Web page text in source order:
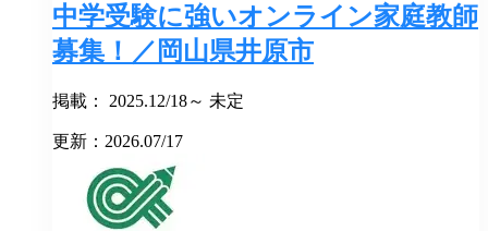
中学受験に強いオンライン家庭教師
募集！／岡山県井原市
掲載： 2025.12/18～ 未定
更新：2026.07/17